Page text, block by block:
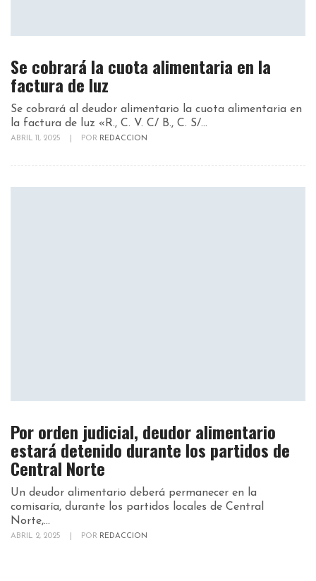
Se cobrará la cuota alimentaria en la
factura de luz
Se cobrará al deudor alimentario la cuota alimentaria en
la factura de luz «R., C. V. C/ B., C. S/...
ABRIL 11, 2025 POR REDACCION
Por orden judicial, deudor alimentario
estará detenido durante los partidos de
Central Norte
Un deudor alimentario deberá permanecer en la
comisaría, durante los partidos locales de Central
Norte,...
ABRIL 2, 2025 POR REDACCION